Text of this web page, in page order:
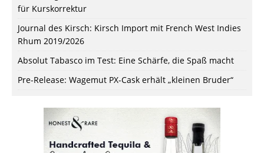
für Kurskorrektur
Journal des Kirsch: Kirsch Import mit French West Indies
Rhum 2019/2026
Absolut Tabasco im Test: Eine Schärfe, die Spaß macht
Pre-Release: Wagemut PX-Cask erhält „kleinen Bruder“